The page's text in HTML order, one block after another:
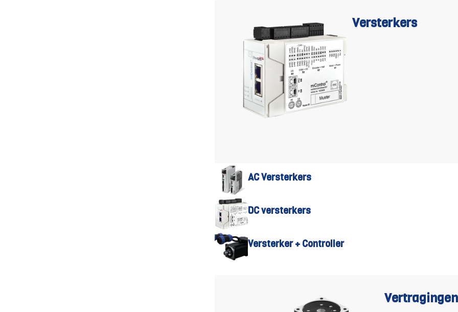
Versterkers
AC Versterkers
DC versterkers
Versterker + Controller
Vertragingen